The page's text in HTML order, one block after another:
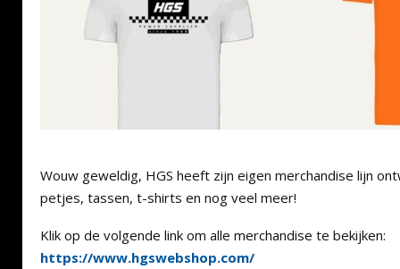
Wouw geweldig, HGS heeft zijn eigen merchandise lijn
petjes, tassen, t-shirts en nog veel meer!
Klik op de volgende link om alle merchandise te bekijken:
https://www.hgswebshop.com/